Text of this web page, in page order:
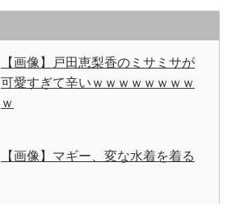
【画像】戸田恵梨香のミサミサが
可愛すぎて辛いｗｗｗｗｗｗｗｗ
ｗ
【画像】マギー、変な水着を着る